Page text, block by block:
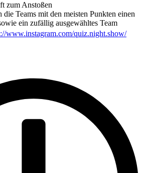
zum Anstoßen
Teams mit den meisten Punkten einen
ein zufällig ausgewähltes Team
www.instagram.com/quiz.night.show/